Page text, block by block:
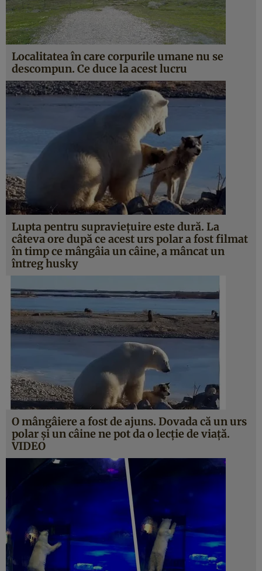
Localitatea în care corpurile umane nu se
descompun. Ce duce la acest lucru
Lupta pentru supravieţuire este dură. La
câteva ore după ce acest urs polar a fost filmat
în timp ce mângâia un câine, a mâncat un
întreg husky
O mângâiere a fost de ajuns. Dovada că un urs
polar şi un câine ne pot da o lecţie de viaţă.
VIDEO